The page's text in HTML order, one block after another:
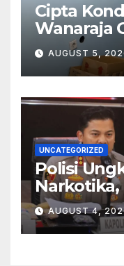
Cipta
Wanaraja
diAUGUST 5,
UNCATEGORIZED
Polisi
Tanpa
AUGUST 4,